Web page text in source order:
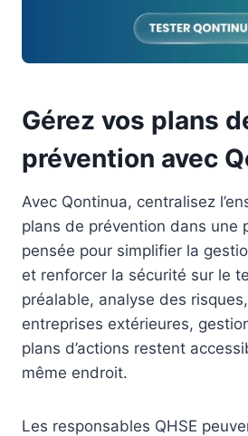
Gérez vos plans
prévention avec
Avec Qontinua, centralisez
plans de prévention dans une
pensée pour simplifier la
et renforcer la sécurité sur le
préalable, analyse des
entreprises extérieures,
plans d’actions restent
même endroit.
Les responsables QHSE